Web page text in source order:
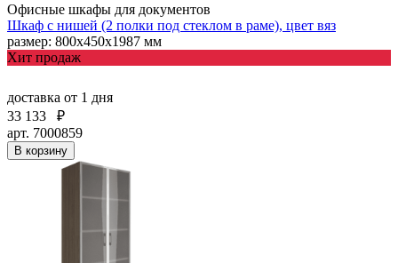
Офисные шкафы для документов
Шкаф с нишей (2 полки под стеклом в раме), цвет вяз
размер: 800х450х1987 мм
Хит продаж
доставка от 1 дня
33 133
₽
арт. 7000859
В корзину